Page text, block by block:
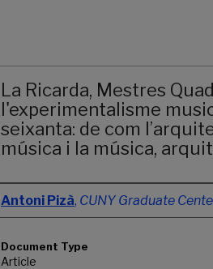
La Ricarda, Mestres
l'experimentalisme
seixanta: de com
música i la música,
Authors
Antoni Pizà, CUNY Graduate
Document Type
Article